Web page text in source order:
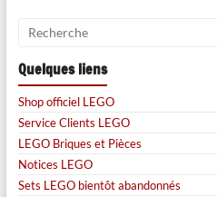
Quelques liens
Shop officiel LEGO
Service Clients LEGO
LEGO Briques et Pièces
Notices LEGO
Sets LEGO bientôt abandonnés